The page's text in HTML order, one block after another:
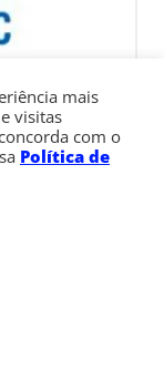
mais
visitas
com o
Política de